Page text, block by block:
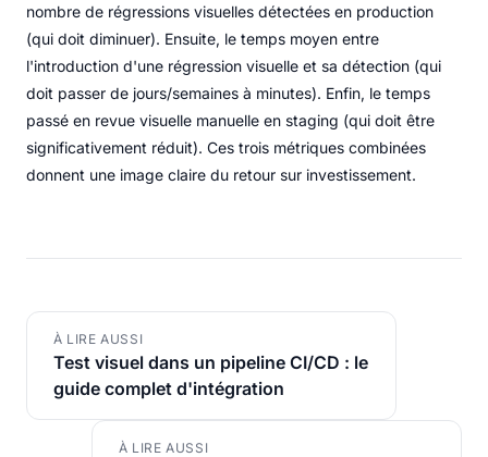
nombre de régressions visuelles détectées en production
(qui doit diminuer). Ensuite, le temps moyen entre
l'introduction d'une régression visuelle et sa détection (qui
doit passer de jours/semaines à minutes). Enfin, le temps
passé en revue visuelle manuelle en staging (qui doit être
significativement réduit). Ces trois métriques combinées
donnent une image claire du retour sur investissement.
À LIRE AUSSI
Test visuel dans un pipeline CI/CD : le
guide complet d'intégration
À LIRE AUSSI